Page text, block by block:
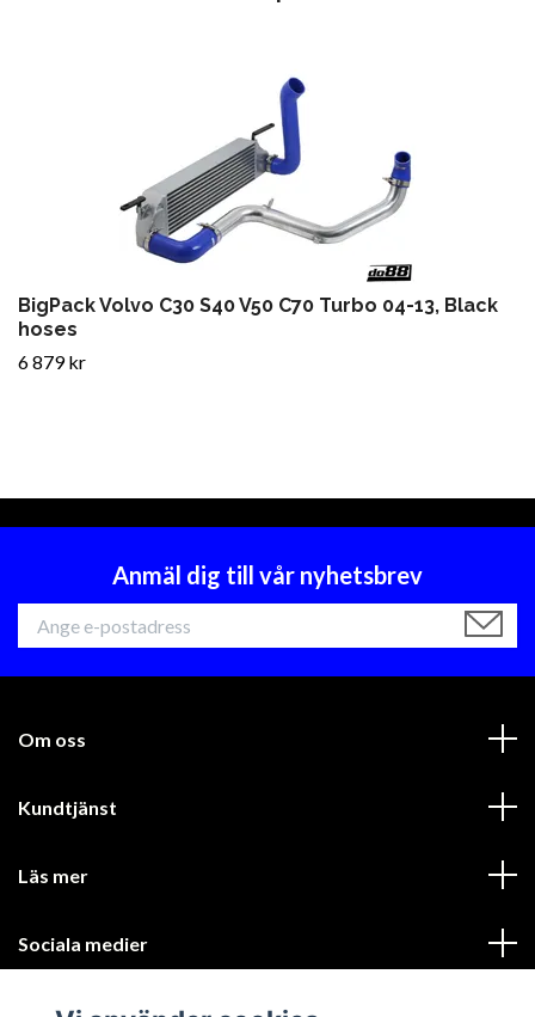
BigPack Volvo C30 S40 V50 C70 Turbo 04-13, Black
hoses
6 879 kr
Anmäl dig till vår nyhetsbrev
Om oss
Kundtjänst
Läs mer
Sociala medier